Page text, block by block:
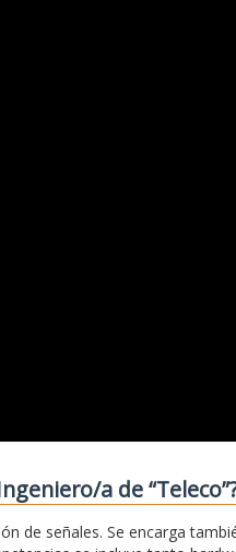
a de
de señales. Se encarga